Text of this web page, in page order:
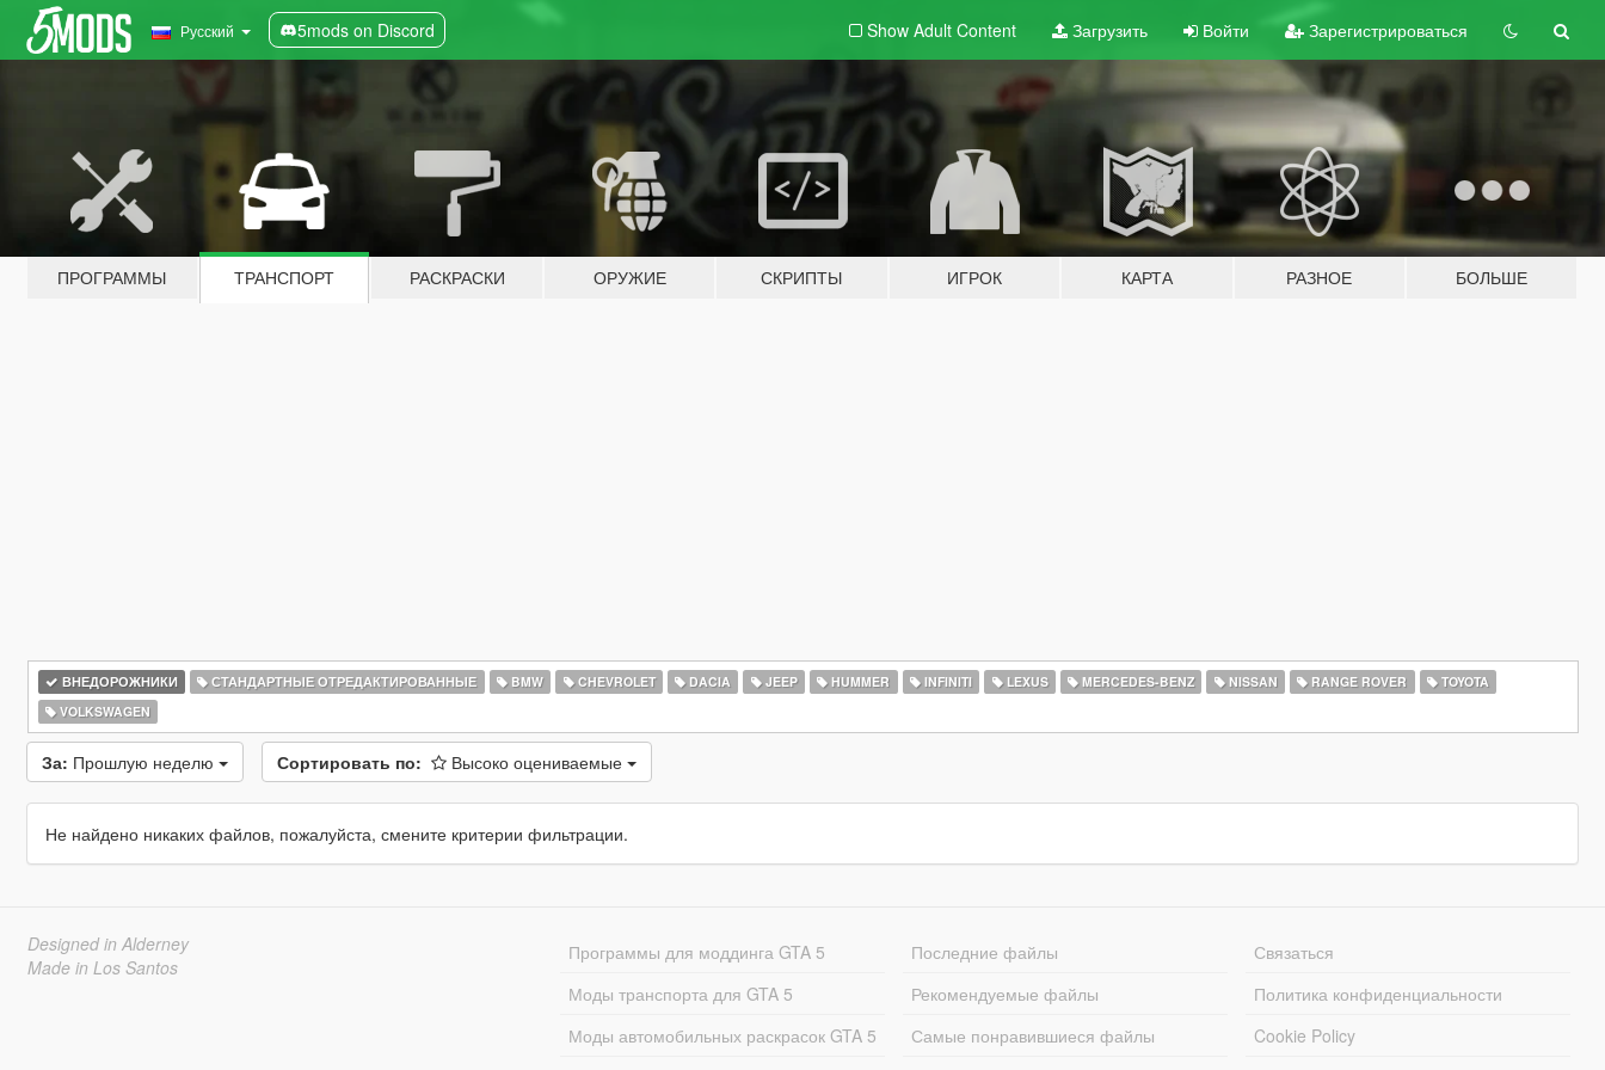
Русский 5mods on Discord Show Adult Content Загрузить Войти Зарегистрироваться
ПРОГРАММЫ ТРАНСПОРТ РАСКРАСКИ ОРУЖИЕ СКРИПТЫ ИГРОК КАРТА РАЗНОЕ БОЛЬШЕ
ВНЕДОРОЖНИКИ СТАНДАРТНЫЕ ОТРЕДАКТИРОВАННЫЕ BMW CHEVROLET DACIA JEEP HUMMER INFINITI LEXUS MERCEDES-BENZ NISSAN RANGE ROVER
TOYOTA
VOLKSWAGEN
За: Прошлую неделю Сортировать по: Высоко оцениваемые
Не найдено никаких файлов, пожалуйста, смените критерии фильтрации.
Designed in Alderney
Made in Los Santos
Программы для моддинга GTA 5
Моды транспорта для GTA 5
Моды автомобильных раскрасок GTA 5
Последние файлы
Рекомендуемые файлы
Самые понравившиеся файлы
Связаться
Политика конфиденциальности
Cookie Policy